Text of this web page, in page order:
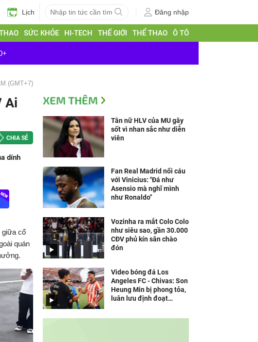
Lịch Đăng nhập
SỨC KHỎE HI-TECH THẾ GIỚI THỂ THAO Ô TÔ
(GMT+7)
Ai
CHIA SẺ
dính
giữa cổ
quán
XEM THÊM
Tân nữ HLV của MU gây
sốt vì nhan sắc như diễn
viên
Fan Real Madrid nổi cáu
với Vinicius: "Đá như
Asensio mà nghĩ mình
như Ronaldo"
Vozinha ra mắt Colo Colo
như siêu sao, gần 30.000
CĐV phủ kín sân chào
đón
Video bóng đá Los
Angeles FC - Chivas: Son
Heung Min bị phong tỏa,
luân lưu định đoạt